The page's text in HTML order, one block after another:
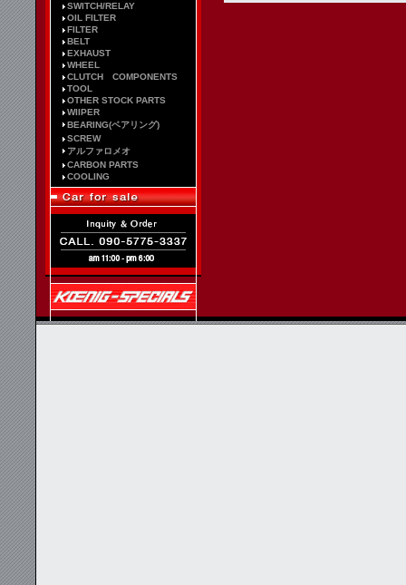
SWITCH/RELAY
OIL FILTER
FILTER
BELT
EXHAUST
WHEEL
CLUTCH COMPONENTS
TOOL
OTHER STOCK PARTS
WIIPER
BEARING(ベアリング)
SCREW
アルファロメオ
CARBON PARTS
COOLING